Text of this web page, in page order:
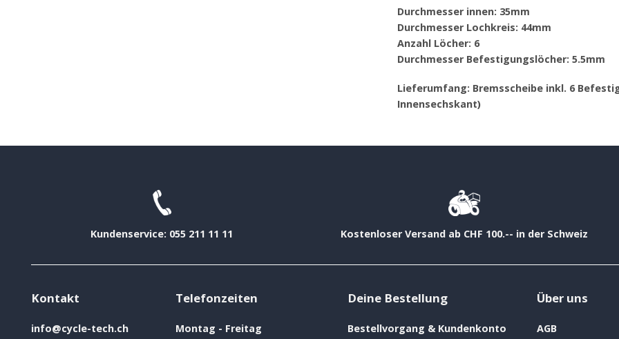
Durchmesser innen: 35mm
Durchmesser Lochkreis: 44mm
Anzahl Löcher: 6
Durchmesser Befestigungslöcher: 5.5mm
Lieferumfang: Bremsscheibe inkl. 6
Innensechskant)
Kundenservice: 055 211 11 11 Kostenloser Versand ab CHF 100.-- in der Schweiz
Kontakt
info@cycle-tech.ch
Telefonzeiten
Montag - Freitag
Deine Bestellung
Bestellvorgang & Kundenkonto
Über uns
AGB